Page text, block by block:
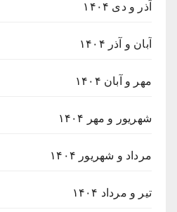
آذر و دی ۱۴۰۴
آبان و آذر ۱۴۰۴
مهر و آبان ۱۴۰۴
شهریور و مهر ۱۴۰۴
مرداد و شهریور ۱۴۰۴
تیر و مرداد ۱۴۰۴